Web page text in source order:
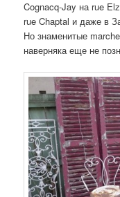
Cognacq-Jay на rue
rue Chaptal и даже в
Но знаменитые
наверняка еще не